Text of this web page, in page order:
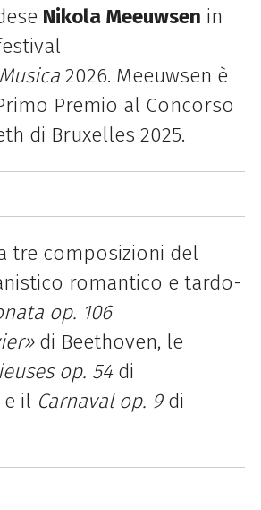
Nikola Meeuwsen in
2026. Meeuwsen è
Premio al Concorso
di Bruxelles 2025.
tre composizioni del
romantico e tardo-
op. 106
di Beethoven, le
op. 54di
il Carnaval op. 9di